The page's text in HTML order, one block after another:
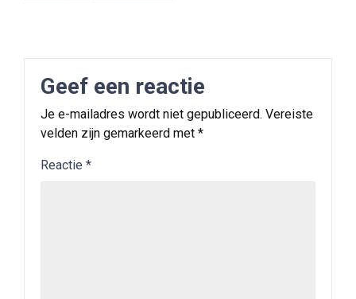
Geef een reactie
Je e-mailadres wordt niet gepubliceerd. Vereiste
velden zijn gemarkeerd met *
Reactie *